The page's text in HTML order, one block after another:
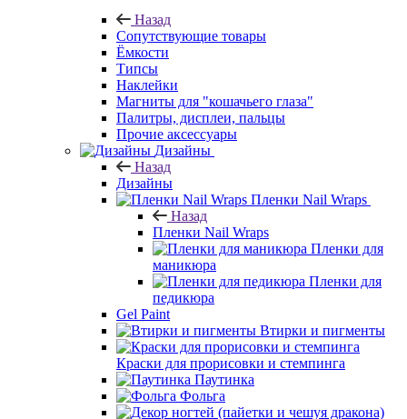
Назад
Сопутствующие товары
Ёмкости
Типсы
Наклейки
Магниты для "кошачьего глаза"
Палитры, дисплеи, пальцы
Прочие аксессуары
Дизайны
Назад
Дизайны
Пленки Nail Wraps
Назад
Пленки Nail Wraps
Пленки для
маникюра
Пленки для
педикюра
Gel Paint
Втирки и пигменты
Краски для прорисовки и стемпинга
Паутинка
Фольга